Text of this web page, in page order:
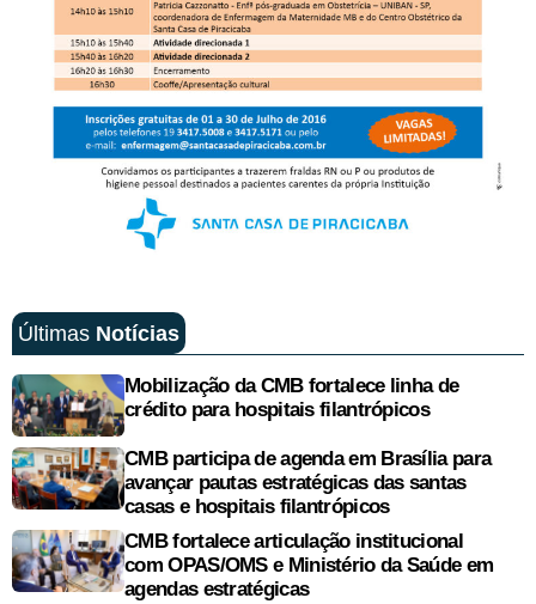
Últimas Notícias
Mobilização da CMB fortalece linha de
crédito para hospitais filantrópicos
CMB participa de agenda em Brasília para
avançar pautas estratégicas das santas
casas e hospitais filantrópicos
CMB fortalece articulação institucional
com OPAS/OMS e Ministério da Saúde em
agendas estratégicas